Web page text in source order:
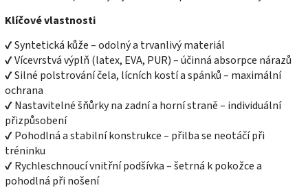
Klíčové vlastnosti
✔ Syntetická kůže – odolný a trvanlivý materiál
✔ Vícevrstvá výplň (latex, EVA, PUR) – účinná absorpce nárazů
✔ Silné polstrování čela, lícních kostí a spánků – maximální
ochrana
✔ Nastavitelné šňůrky na zadní a horní straně – individuální
přizpůsobení
✔ Pohodlná a stabilní konstrukce – přilba se neotáčí při
tréninku
✔ Rychleschnoucí vnitřní podšívka – šetrná k pokožce a
pohodlná při nošení